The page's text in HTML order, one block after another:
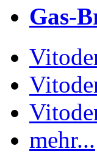
Gas-
mehr...